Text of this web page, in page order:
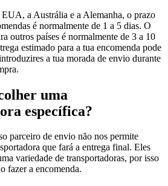
EUA, a Austrália e a Alemanha, o prazo
é normalmente de 1 a 5 dias. O
outros países é normalmente de 3 a 10
estimado para a tua encomenda pode
a tua morada de envio durante
uma
específica?
parceiro de envio não nos permite
que fará a entrega final. Eles
variedade de transportadoras, por isso
fazer a encomenda.